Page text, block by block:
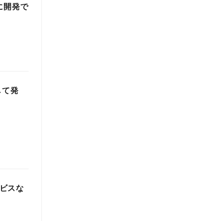
開発で
発
スな